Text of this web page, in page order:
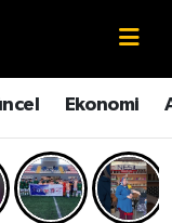
Ekonomi